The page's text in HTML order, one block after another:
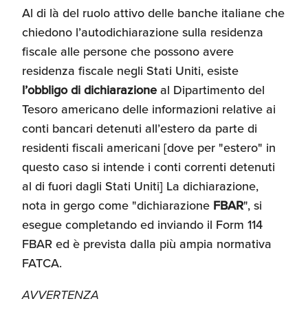
Al di là del ruolo attivo delle banche italiane che
chiedono l’autodichiarazione sulla residenza
fiscale alle persone che possono avere
residenza fiscale negli Stati Uniti, esiste
l’obbligo di dichiarazioneal Dipartimento del
Tesoro americano delle informazioni relative ai
conti bancari detenuti all’estero da parte di
residenti fiscali americani [dove per "estero" in
questo caso si intende i conti correnti detenuti
al di fuori dagli Stati Uniti] La dichiarazione,
nota in gergo come "dichiarazione FBAR", si
esegue completando ed inviando il Form 114
FBAR ed è prevista dalla più ampia normativa
FATCA.
AVVERTENZA